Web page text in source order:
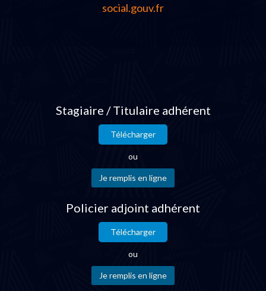
social.gouv.fr
Stagiaire / Titulaire adhérent
Télécharger
ou
Policier adjoint adhérent
Télécharger
ou